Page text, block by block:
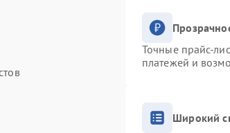
Точные прайс-
платежей и
Широкий